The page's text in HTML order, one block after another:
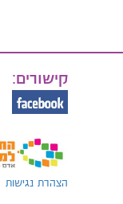
קישורים:
הצהרת נגישות